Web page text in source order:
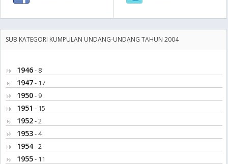
SUB KATEGORI KUMPULAN UNDANG-UNDANG TAHUN 2004
1946- 8
1947- 17
1950- 9
1951 - 15
1952- 2
1953- 4
1954- 2
1955- 11